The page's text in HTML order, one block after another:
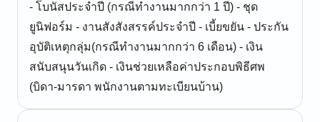
- โบนัสประจำปี (กรณีทำงานมากกว่า 1 ปี) - ชุด
ยูนิฟอร์ม - งานสังสังสรรค์ประจำปี - เบี้ยขยัน - ประกัน
อุบัติเหตุกลุ่ม(กรณีทำงานมากกว่า 6 เดือน) - เงิน
สนับสนุนวันเกิด - เงินช่วยเหลือค่าประกอบพิธีศพ
(บิดา-มารดา พนักงานตามทะเบียนบ้าน)